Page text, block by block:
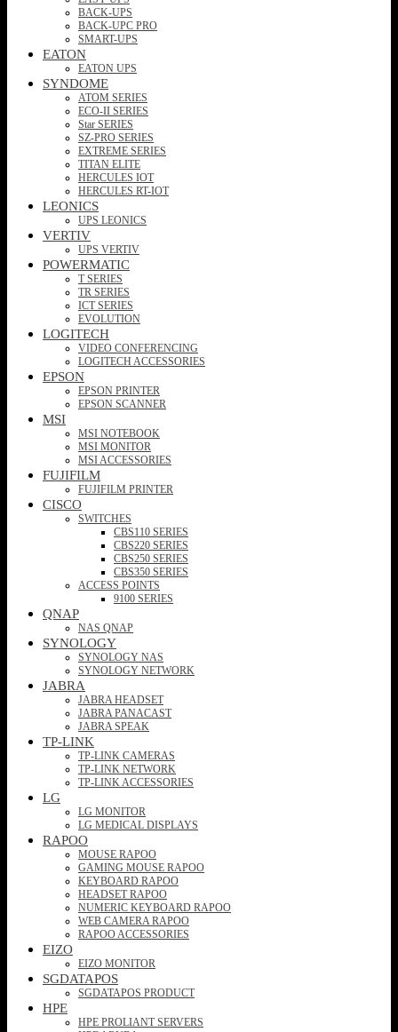
BACK-UPS
BACK-UPC PRO
SMART-UPS
EATON
EATON UPS
SYNDOME
ATOM SERIES
ECO-II SERIES
Star SERIES
SZ-PRO SERIES
EXTREME SERIES
TITAN ELITE
HERCULES IOT
HERCULES RT-IOT
LEONICS
UPS LEONICS
VERTIV
UPS VERTIV
POWERMATIC
T SERIES
TR SERIES
ICT SERIES
EVOLUTION
LOGITECH
VIDEO CONFERENCING
LOGITECH ACCESSORIES
EPSON
EPSON PRINTER
EPSON SCANNER
MSI
MSI NOTEBOOK
MSI MONITOR
MSI ACCESSORIES
FUJIFILM
FUJIFILM PRINTER
CISCO
SWITCHES
CBS110 SERIES
CBS220 SERIES
CBS250 SERIES
CBS350 SERIES
ACCESS POINTS
9100 SERIES
QNAP
NAS QNAP
SYNOLOGY
SYNOLOGY NAS
SYNOLOGY NETWORK
JABRA
JABRA HEADSET
JABRA PANACAST
JABRA SPEAK
TP-LINK
TP-LINK CAMERAS
TP-LINK NETWORK
TP-LINK ACCESSORIES
LG
LG MONITOR
LG MEDICAL DISPLAYS
RAPOO
MOUSE RAPOO
GAMING MOUSE RAPOO
KEYBOARD RAPOO
HEADSET RAPOO
NUMERIC KEYBOARD RAPOO
WEB CAMERA RAPOO
RAPOO ACCESSORIES
EIZO
EIZO MONITOR
SGDATAPOS
SGDATAPOS PRODUCT
HPE
HPE PROLIANT SERVERS